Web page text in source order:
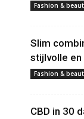
Fashion &
Slim
stijlvolle
Fashion &
CBD in 30